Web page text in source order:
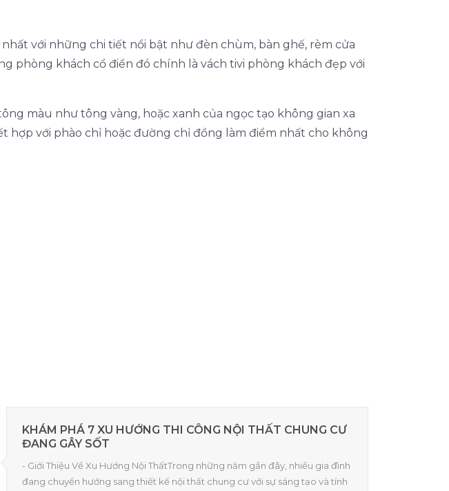
với những chi tiết nổi bật như đèn chùm, bàn ghế, rèm cửa
phòng khách cổ điển đó chính là vách tivi phòng khách đẹp với
màu như tông vàng, hoặc xanh của ngọc tạo không gian xa
hợp với phào chỉ hoặc đường chỉ đồng làm điểm nhất cho không
KHÁM PHÁ 7 XU HƯỚNG THI CÔNG NỘI THẤT CHUNG CƯ
ĐANG GÂY SỐT
- Giới Thiệu Về Xu Hướng Nội ThấtTrong những năm gần đây, nhiều gia đình
đang chuyển hướng sang thiết kế nội thất chung cư với sự sáng tạo và tính